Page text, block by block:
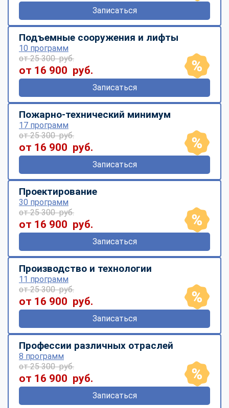
Записаться
Подъемные сооружения и лифты
10 программ
от 25 300 руб.
от 16 900 руб.
Записаться
Пожарно-технический минимум
17 программ
от 25 300 руб.
от 16 900 руб.
Записаться
Проектирование
30 программ
от 25 300 руб.
от 16 900 руб.
Записаться
Производство и технологии
11 программ
от 25 300 руб.
от 16 900 руб.
Записаться
Профессии различных отраслей
8 программ
от 25 300 руб.
от 16 900 руб.
Записаться